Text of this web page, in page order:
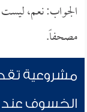
الجواب: نعم،
مصحفاً.
مشروعية
الخسوف عند